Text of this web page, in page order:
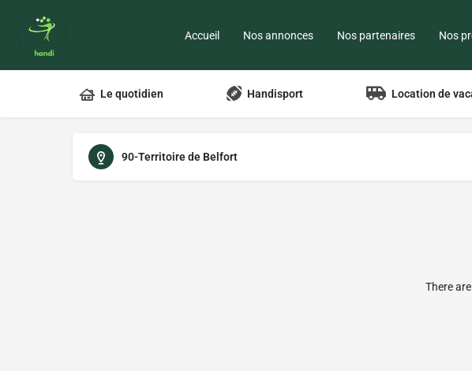
Accueil Nos annonces Nos partenaires Nos
Le quotidien Handisport Location de
90-Territoire de Belfort
There